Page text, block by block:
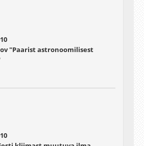
"Paarist astronoomilisest